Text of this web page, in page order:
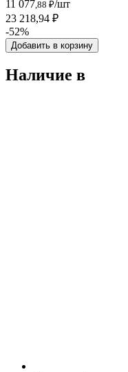
11 077 ,88 ₽/шт
23 218,94 ₽
-52%
Добавить в корзину
Наличие в